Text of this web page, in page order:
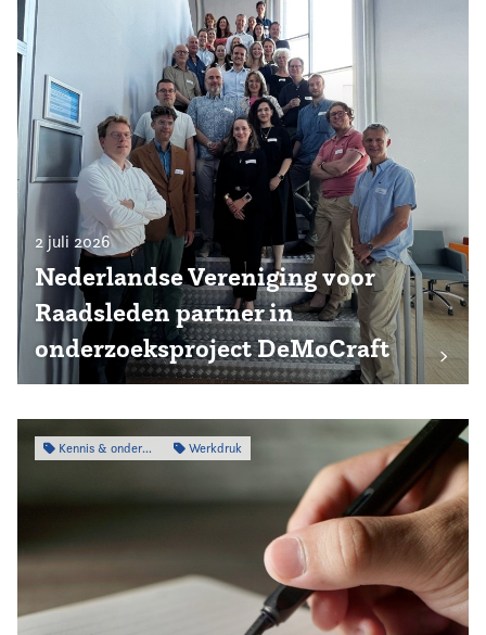
2 juli 2026
Nederlandse Vereniging voor
Raadsleden partner in
onderzoeksproject DeMoCraft
Kennis & onderzoek Werkdruk